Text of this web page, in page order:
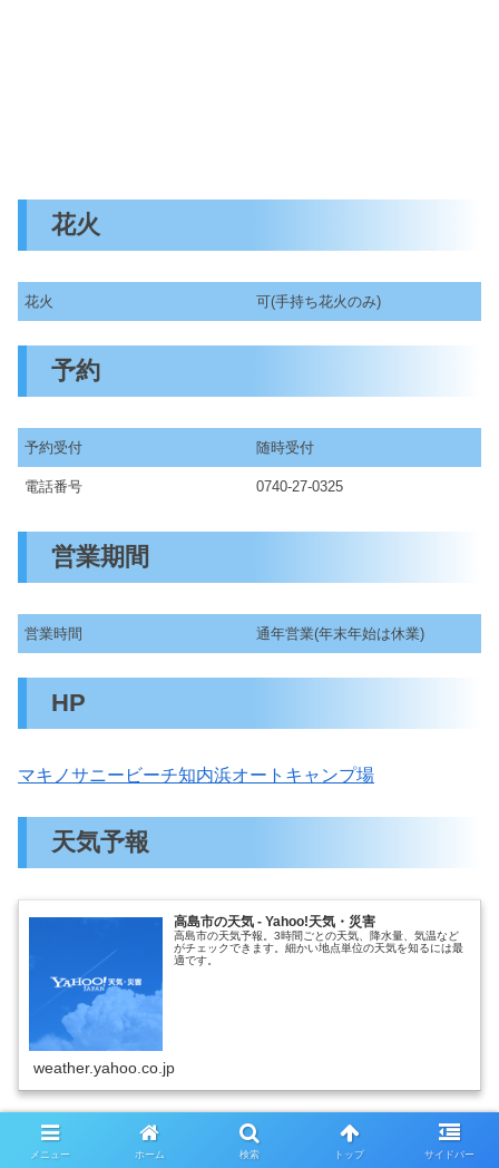
花火
花火 可(手持ち花火のみ)
予約
予約受付 随時受付
電話番号 0740-27-0325
営業期間
営業時間 通年営業(年末年始は休業)
HP
マキノサニービーチ知内浜オートキャンプ場
天気予報
高島市の天気 - Yahoo!天気・災害
高島市の天気予報。3時間ごとの天気、降水量、気温など
がチェックできます。細かい地点単位の天気を知るには最
適です。
weather.yahoo.co.jp
☆楽しみ方☆
メニュー ホーム 検索 トップ サイドバー